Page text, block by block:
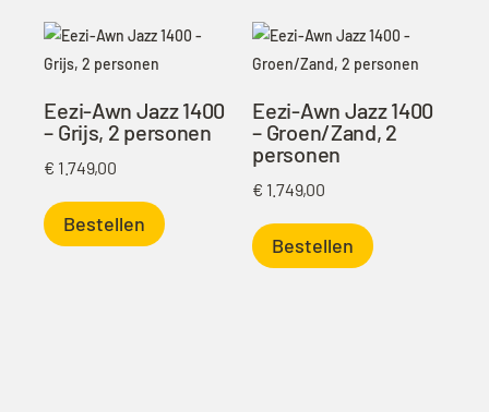
Eezi-Awn Jazz 1400
– Grijs, 2 personen
€ 1.749,00
Bestellen
Eezi-Awn Jazz 1400
– Groen/Zand, 2
personen
€ 1.749,00
Bestellen